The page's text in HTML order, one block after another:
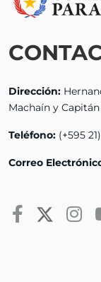
Dirección:
Machaín y
Teléfono: (+595
Correo